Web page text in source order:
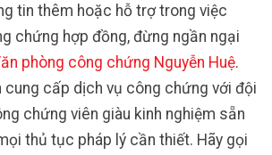
tin thêm hoặc hỗ trợ trong việc
chứng hợp đồng, đừng ngần ngại
phòng công chứng Nguyễn Huệ.
cung cấp dịch vụ công chứng với đội
chứng viên giàu kinh nghiệm sẵn
thủ tục pháp lý cần thiết. Hãy gọi